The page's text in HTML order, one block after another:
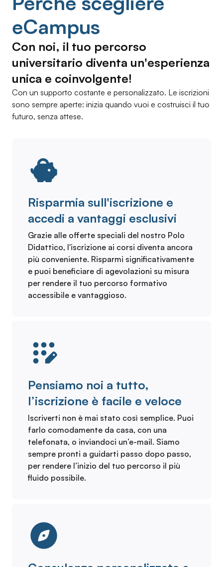
eCampus
Con noi, il tuo percorso
universitario diventa un'esperienza
unica e coinvolgente!
Con un supporto costante e personalizzato. Le iscrizioni
sono sempre aperte: inizia quando vuoi e costruisci il tuo
futuro, senza attese.
Risparmia sull'iscrizione e
accedi a vantaggi esclusivi
Grazie alle offerte speciali del nostro Polo
Didattico, l'iscrizione ai corsi diventa ancora
più conveniente. Risparmi significativamente
e puoi beneficiare di agevolazioni su misura
per rendere il tuo percorso formativo
accessibile e vantaggioso.
Pensiamo noi a tutto,
l’iscrizione è facile e veloce
Iscriverti non è mai stato così semplice. Puoi
farlo comodamente da casa, con una
telefonata, o inviandoci un’e-mail. Siamo
sempre pronti a guidarti passo dopo passo,
per rendere l’inizio del tuo percorso il più
fluido possibile.